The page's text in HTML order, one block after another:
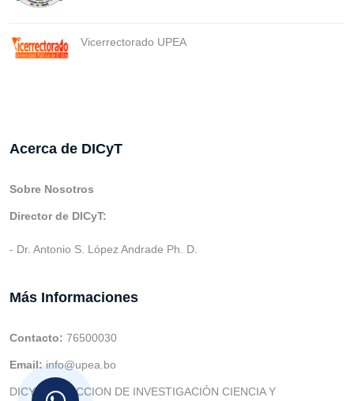
Vicerrectorado UPEA
Acerca de DICyT
Sobre Nosotros
Director de DICyT:
- Dr. Antonio S. López Andrade Ph. D.
Más Informaciones
Contacto: 76500030
Email: info@upea.bo
DICYT (DIRECCION DE INVESTIGACIÓN CIENCIA Y